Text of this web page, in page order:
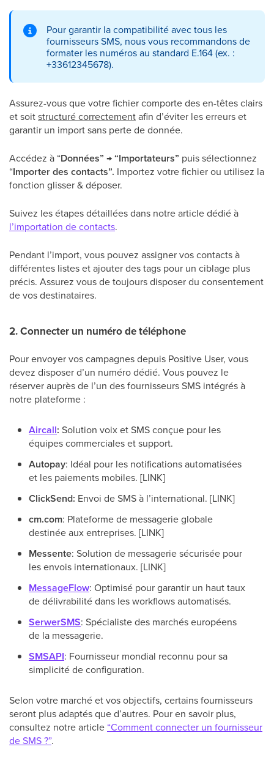
Pour garantir la compatibilité avec tous les
fournisseurs SMS, nous vous recommandons de
formater les numéros au standard E.164 (ex. :
+33612345678).
Assurez-vous que votre fichier comporte des en-têtes clairs
et soitstructuré correctementafin d’éviter les erreurs et
garantir un import sans perte de donnée.
Accédez à “Données” → “Importateurs” puis sélectionnez
“Importer des contacts”. Importez votre fichier ou utilisez la
fonction glisser & déposer.
Suivez les étapes détaillées dans notre article dédié à
l’importation de contacts.
Pendant l’import, vous pouvez assigner vos contacts à
différentes listes et ajouter des tags pour un ciblage plus
précis. Assurez vous de toujours disposer du consentement
de vos destinataires.
2. Connecter un numéro de téléphone
Pour envoyer vos campagnes depuis Positive User, vous
devez disposer d’un numéro dédié. Vous pouvez le
réserver auprès de l’un des fournisseurs SMS intégrés à
notre plateforme :
Aircall: Solution voix et SMS conçue pour les
équipes commerciales et support.
Autopay: Idéal pour les notifications automatisées
et les paiements mobiles. [LINK]
ClickSend: Envoi de SMS à l’international. [LINK]
cm.com: Plateforme de messagerie globale
destinée aux entreprises. [LINK]
Messente: Solution de messagerie sécurisée pour
les envois internationaux. [LINK]
MessageFlow: Optimisé pour garantir un haut taux
de délivrabilité dans les workflows automatisés.
SerwerSMS: Spécialiste des marchés européens
de la messagerie.
SMSAPI: Fournisseur mondial reconnu pour sa
simplicité de configuration.
Selon votre marché et vos objectifs, certains fournisseurs
seront plus adaptés que d’autres. Pour en savoir plus,
consultez notre article “Comment connecter un fournisseur
de SMS ?”.